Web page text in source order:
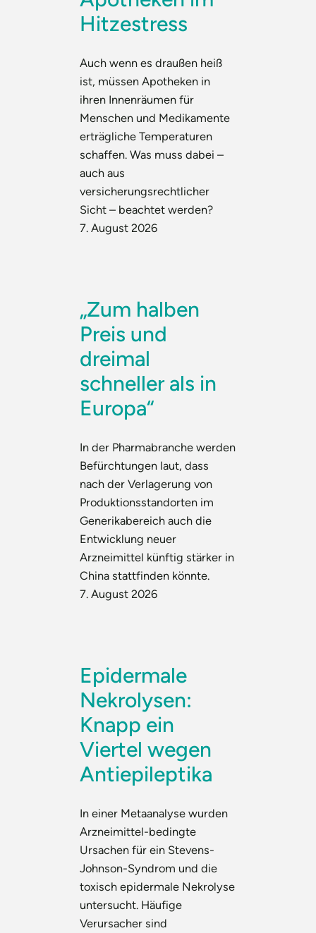
Hitzestress
Auch wenn es draußen heiß
ist, müssen Apotheken in
ihren Innenräumen für
Menschen und Medikamente
erträgliche Temperaturen
schaffen. Was muss dabei –
auch aus
versicherungsrechtlicher
Sicht – beachtet werden?
7. August 2026
„Zum halben
Preis und
dreimal
schneller als in
Europa“
In der Pharmabranche werden
Befürchtungen laut, dass
nach der Verlagerung von
Produktionsstandorten im
Generikabereich auch die
Entwicklung neuer
Arzneimittel künftig stärker in
China stattfinden könnte.
7. August 2026
Epidermale
Nekrolysen:
Knapp ein
Viertel wegen
Antiepileptika
In einer Metaanalyse wurden
Arzneimittel-bedingte
Ursachen für ein Stevens-
Johnson-Syndrom und die
toxisch epidermale Nekrolyse
untersucht. Häufige
Verursacher sind